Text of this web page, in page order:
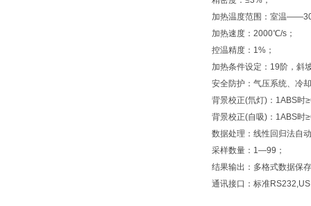
加热温度范围：室温
加热速度：2000℃/s；
控温精度：1%；
加热条件设定：19阶，斜
安全防护：气压系统、冷
背景校正(氘灯)：1ABS时
背景校正(自吸)：1ABS时
数据处理：线性回归法自
采样数量：1—99；
结果输出：多格式数据保
通讯接口：标准